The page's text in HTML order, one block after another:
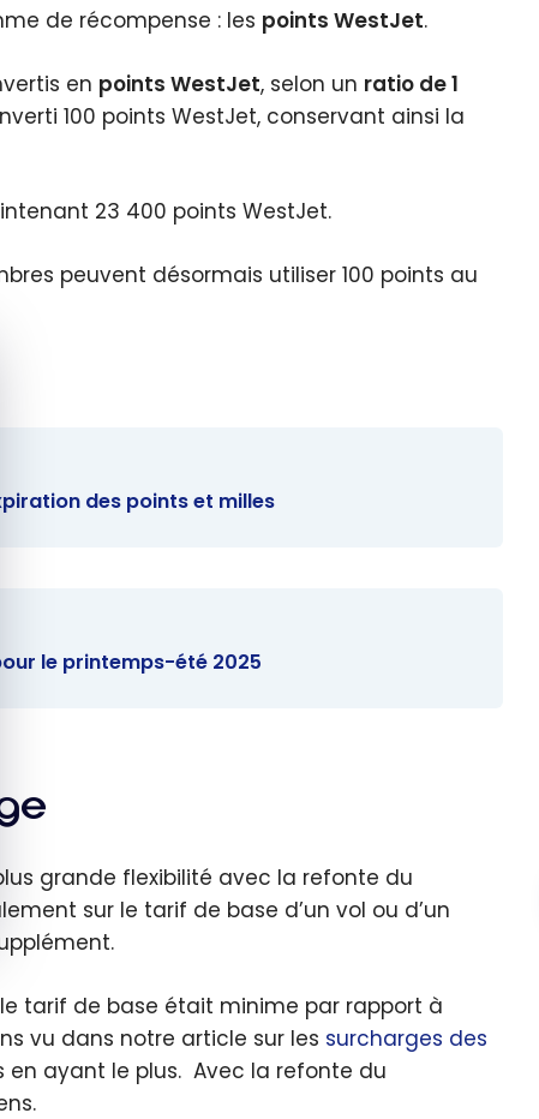
le bandeau des cookies
de récompense : les points WestJet.
en points WestJet, selon un ratio de 1
100 points WestJet, conservant ainsi la
23 400 points WestJet.
peuvent désormais utiliser 100 points au
des points et milles
le printemps-été 2025
grande flexibilité avec la refonte du
sur le tarif de base d’un vol ou d’un
tarif de base était minime par rapport à
vu dans notre article sur les surcharges des
ayant le plus. Avec la refonte du